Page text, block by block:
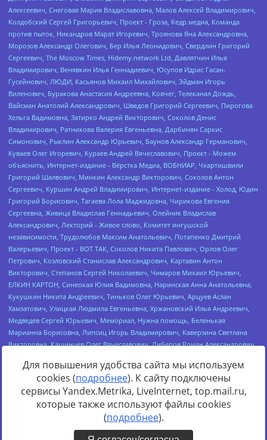
Источник:https://minjust.gov.ru/uploaded/files/reestr-
inostrannyih-agentov-22-03-2024.pdfданные на22.03.2024
Для повышения удобства сайта мы используем
cookies (подробнее). К сайту подключены
сервисы Yandex.Metrika, LiveInternet, top.mail.ru,
которые также используют файлы cookies
(подробнее).